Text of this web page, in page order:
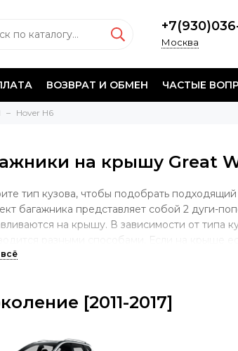
Москва
ВОЗВРАТ И ОБМЕН ЧАСТЫЕ
Hover H6
на крышу Great
тип кузова, чтобы подобрать
багажника представляет собой 2 дуги-
на крышу. В зависимости от типа
разными способами. Если на крыше
багажной системы, то опора будет
непосредственно на рейлинги.
[2011-2017]